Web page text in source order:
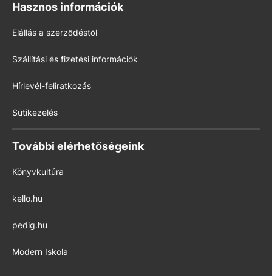
Hasznos információk
Elállás a szerződéstől
Szállítási és fizetési információk
Hírlevél-feliratkozás
Sütikezelés
További elérhetőségeink
Könyvkultúra
kello.hu
pedig.hu
Modern Iskola